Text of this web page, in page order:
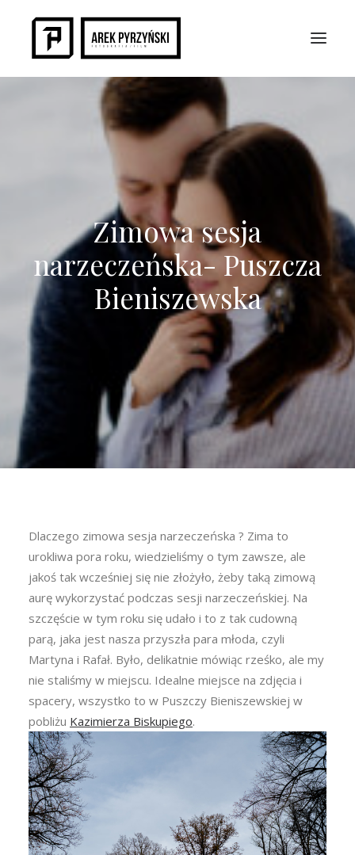
Zimowa sesja
narzeczeńska- Puszcza
Bieniszewska
Dlaczego zimowa sesja narzeczeńska ? Zima to
urokliwa pora roku, wiedzieliśmy o tym zawsze, ale
jakoś tak wcześniej się nie złożyło, żeby taką zimową
aurę wykorzystać podczas sesji narzeczeńskiej. Na
szczęście w tym roku się udało i to z tak cudowną
parą, jaka jest nasza przyszła para młoda, czyli
Martyna i Rafał. Było, delikatnie mówiąc rześko, ale my
nie staliśmy w miejscu. Idealne miejsce na zdjęcia i
spacery, wszystko to w Puszczy Bieniszewskiej w
pobliżu Kazimierza Biskupiego.